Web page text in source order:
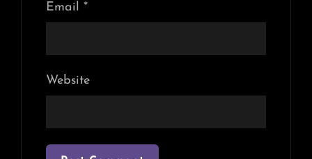
Email *
Website